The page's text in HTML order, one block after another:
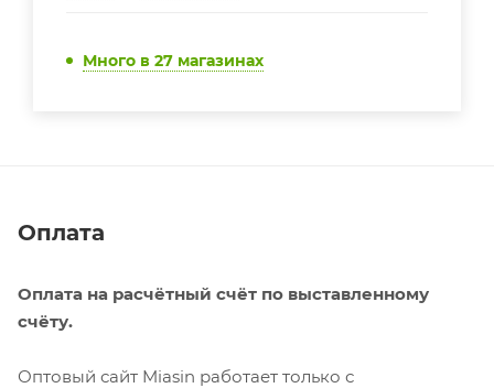
Много в 27 магазинах
Оплата
Оплата на расчётный счёт по выставленному
счёту.
Оптовый сайт Miasin работает только с